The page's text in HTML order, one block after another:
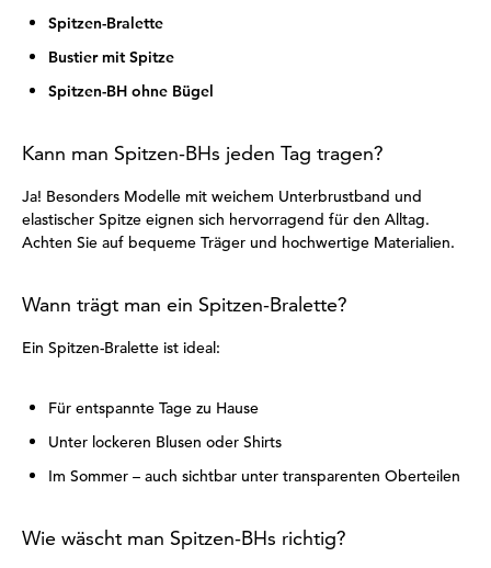
Spitzen-Bralette
Bustier mit Spitze
Spitzen-BH ohne Bügel
Kann man Spitzen-BHs jeden Tag tragen?
Ja! Besonders Modelle mit weichem Unterbrustband und
elastischer Spitze eignen sich hervorragend für den Alltag.
Achten Sie auf bequeme Träger und hochwertige Materialien.
Wann trägt man ein Spitzen-Bralette?
Ein Spitzen-Bralette ist ideal:
Für entspannte Tage zu Hause
Unter lockeren Blusen oder Shirts
Im Sommer – auch sichtbar unter transparenten Oberteilen
Wie wäscht man Spitzen-BHs richtig?